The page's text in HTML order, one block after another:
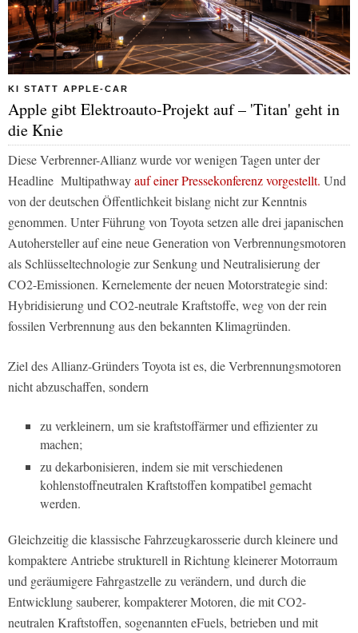
KI STATT APPLE-CAR
Apple gibt Elektroauto-Projekt auf – 'Titan' geht in
die Knie
Diese Verbrenner-Allianz wurde vor wenigen Tagen unter der
Headline Multipathwayauf einer Pressekonferenz vorgestellt. Und
von der deutschen Öffentlichkeit bislang nicht zur Kenntnis
genommen. Unter Führung von Toyota setzen alle drei japanischen
Autohersteller auf eine neue Generation von Verbrennungsmotoren
als Schlüsseltechnologie zur Senkung und Neutralisierung der
CO2-Emissionen. Kernelemente der neuen Motorstrategie sind:
Hybridisierung und CO2-neutrale Kraftstoffe, weg von der rein
fossilen Verbrennung aus den bekannten Klimagründen.
Ziel des Allianz-Gründers Toyota ist es, die Verbrennungsmotoren
nicht abzuschaffen, sondern
zu verkleinern, um sie kraftstoffärmer und effizienter zu
machen;
zu dekarbonisieren, indem sie mit verschiedenen
kohlenstoffneutralen Kraftstoffen kompatibel gemacht
werden.
Gleichzeitig die klassische Fahrzeugkarosserie durch kleinere und
kompaktere Antriebe strukturell in Richtung kleinerer Motorraum
und geräumigere Fahrgastzelle zu verändern, und durch die
Entwicklung sauberer, kompakterer Motoren, die mit CO2-
neutralen Kraftstoffen, sogenannten eFuels, betrieben und mit